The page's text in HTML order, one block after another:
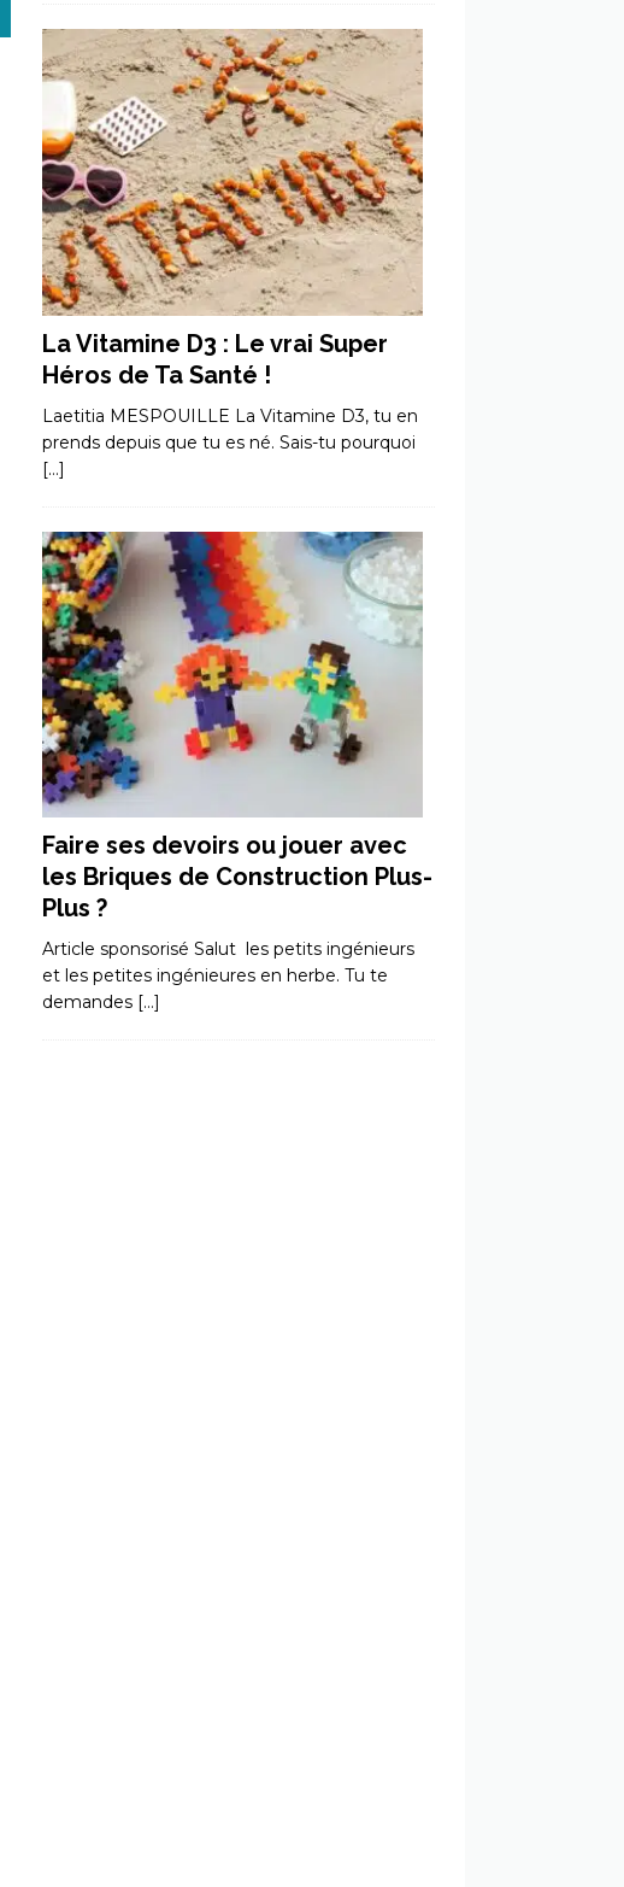
La Vitamine D3 : Le vrai Super
Héros de Ta Santé !
Laetitia MESPOUILLE La Vitamine D3, tu en
prends depuis que tu es né. Sais-tu pourquoi
[…]
Faire ses devoirs ou jouer avec
les Briques de Construction Plus-
Plus ?
Article sponsorisé Salut les petits ingénieurs
et les petites ingénieures en herbe. Tu te
demandes […]